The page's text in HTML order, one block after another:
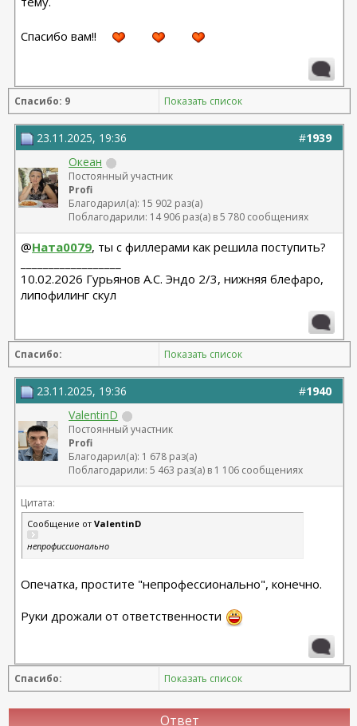
Спасибо вам!!
Спасибо: 9 Показать список
#1939
23.11.2025, 19:36
Океан
Постоянный участник
Profi
Благодарил(а): 15 902 раз(а)
Поблагодарили: 14 906 раз(а) в 5 780 сообщениях
@Ната0079, ты с филлерами как решила поступить?
10.02.2026 Гурьянов А.С. Эндо 2/3, нижняя блефаро,
липофилинг скул
Спасибо: Показать список
#1940
23.11.2025, 19:36
ValentinD
Постоянный участник
Profi
Благодарил(а): 1 678 раз(а)
Поблагодарили: 5 463 раз(а) в 1 106 сообщениях
Цитата:
Сообщение отValentinD
непрофиссионально
Опечатка, простите "непрофессионально", конечно.
Руки дрожали от ответственности
Спасибо: Показать список
Ответ